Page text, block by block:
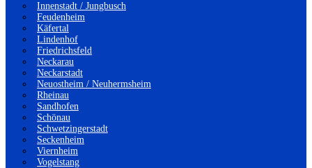
Innenstadt / Jungbusch
Feudenheim
Käfertal
Lindenhof
Friedrichsfeld
Neckarau
Neckarstadt
Neuostheim / Neuhermsheim
Rheinau
Sandhofen
Schönau
Schwetzingerstadt
Seckenheim
Viernheim
Vogelstang